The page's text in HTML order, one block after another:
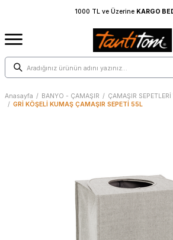
1000 TL ve Üzerine
Anasayfa / BANYO - ÇAMAŞIR / ÇAMAŞIR SEPETLERİ
/ GRİ KÖŞELİ KUMAŞ ÇAMAŞIR SEPETİ 55L